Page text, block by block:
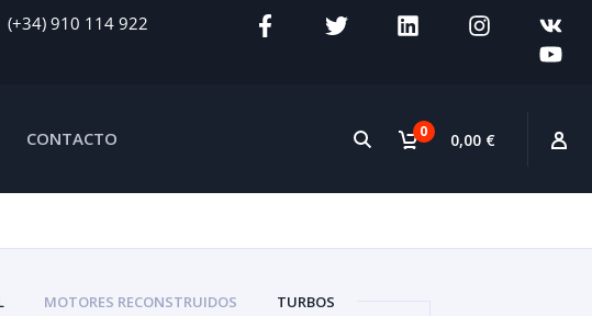
(+34) 910 114 922
0 0,00 €
CONTACTO
MOTORES RECONSTRUIDOS TURBOS